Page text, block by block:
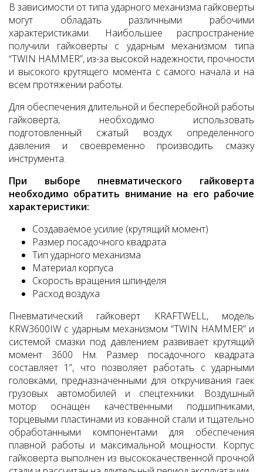
В зависимости от типа ударного механизма гайковерты
могут обладать различными рабочими
характеристиками. Наибольшее распространение
получили гайковерты с ударным механизмом типа
“TWIN HAMMER”, из-за высокой надежности, прочности
и высокого крутящего момента с самого начала и на
всем протяжении работы.
Для обеспечения длительной и бесперебойной работы
гайковерта, необходимо использовать
подготовленный сжатый воздух определенного
давления и своевременно производить смазку
инструмента.
При выборе пневматического гайковерта
необходимо обратить внимание на его рабочие
характеристики:
Создаваемое усилие (крутящий момент)
Размер посадочного квадрата
Тип ударного механизма
Материал корпуса
Скорость вращения шпинделя
Расход воздуха
Пневматический гайковерт KRAFTWELL, модель
KRW3600IW с ударным механизмом “TWIN HAMMER” и
системой смазки под давлением развивает крутящий
момент 3600 Нм. Размер посадочного квадрата
составляет 1”, что позволяет работать с ударными
головками, предназначенными для откручивания гаек
грузовых автомобилей и спецтехники. Воздушный
мотор оснащен качественными подшипниками,
торцевыми пластинами из кованной стали и тщательно
обработанными компонентами для обеспечения
плавной работы и максимальной мощности. Корпус
гайковерта выполнен из высококачественной прочной